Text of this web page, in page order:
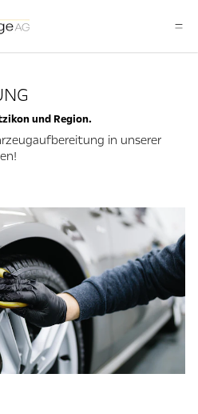
und Region.
in unserer